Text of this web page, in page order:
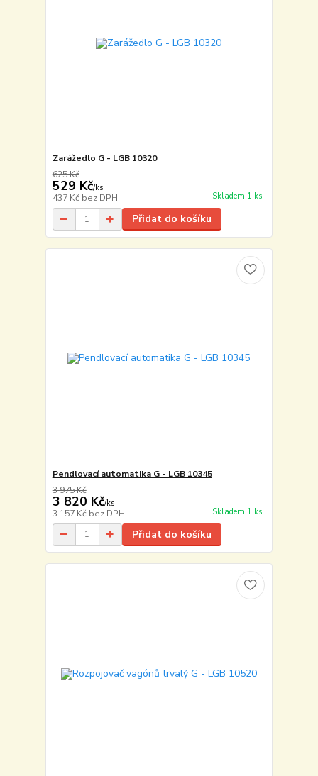
Zarážedlo G - LGB 10320
625 Kč
529 Kč/ks
437 Kč bez DPH Skladem 1 ks
Přidat do košíku
Pendlovací automatika G - LGB 10345
3 975 Kč
3 820 Kč/ks
3 157 Kč bez DPH Skladem 1 ks
Přidat do košíku